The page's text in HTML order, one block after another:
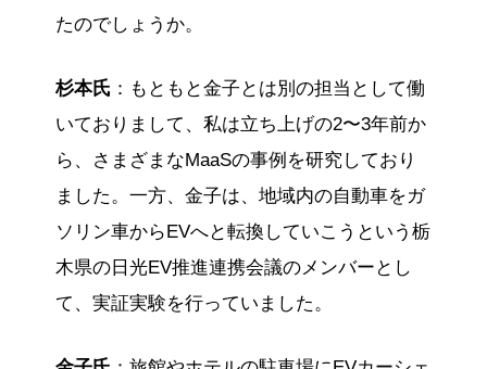
たのでしょうか。
杉本氏 ：もともと金子とは別の担当として働
いておりまして、私は立ち上げの2〜3年前か
ら、さまざまなMaaSの事例を研究しており
ました。一方、金子は、地域内の自動車をガ
ソリン車からEVへと転換していこうという栃
木県の日光EV推進連携会議のメンバーとし
て、実証実験を行っていました。